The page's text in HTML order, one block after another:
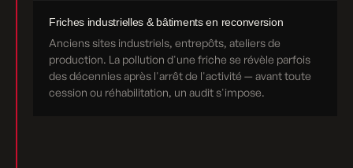
Friches industrielles & bâtiments en reconversion
Anciens sites industriels, entrepôts, ateliers de
production. La pollution d'une friche se révèle parfois
des décennies après l'arrêt de l'activité — avant toute
cession ou réhabilitation, un audit s'impose.